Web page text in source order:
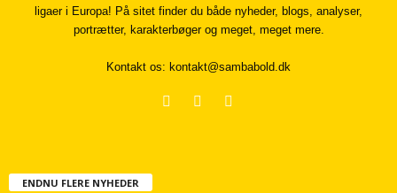
ligaer i Europa! På sitet finder du både nyheder, blogs, analyser,
portrætter, karakterbøger og meget, meget mere.
Kontakt os: kontakt@sambabold.dk
ENDNU FLERE NYHEDER